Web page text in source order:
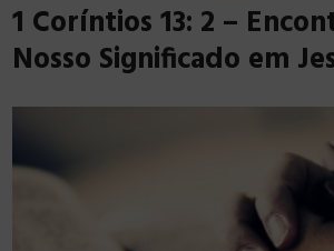
1 Coríntios 13: 2 –
Nosso Significado em